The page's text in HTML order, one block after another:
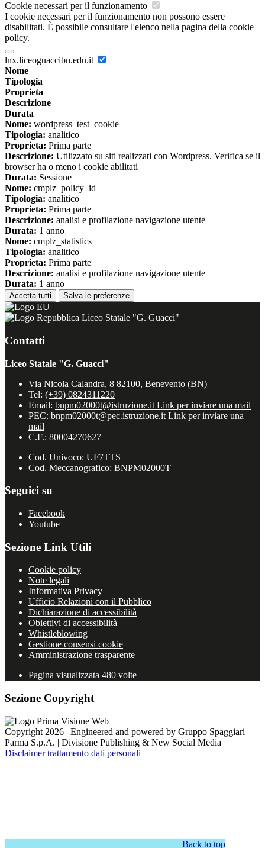
Cookie necessari per il funzionamento
I cookie necessari per il funzionamento non possono essere
disabilitati. È possibile consultare l'elenco nella pagina della cookie
policy.
lnx.liceoguaccibn.edu.it
Nome
Tipologia
Proprieta
Descrizione
Durata
Nome: wordpress_test_cookie
Tipologia: analitico
Proprieta: Prima parte
Descrizione: Utilizzato su siti realizzati con Wordpress. Verifica se il
browser ha o meno i cookie abilitati
Durata: Sessione
Nome: cmplz_policy_id
Tipologia: analitico
Proprieta: Prima parte
Descrizione: analisi e profilazione navigazione utente
Durata: 1 anno
Nome: cmplz_statistics
Tipologia: analitico
Proprieta: Prima parte
Descrizione: analisi e profilazione navigazione utente
Durata: 1 anno
Accetta tutti Salva le preferenze
Liceo Statale "G. Guacci"
Contatti
Liceo Statale "G. Guacci"
Via Nicola Calandra, 8 82100, Benevento (BN)
Tel: (+39) 0824311220
Email: bnpm02000t@istruzione.it Link per inviare una mail
PEC: bnpm02000t@pec.istruzione.it Link per inviare una
mail
C.F.: 80004270627
Cod. Univoco: UF7TTS
Cod. Meccanografico: BNPM02000T
Seguici su
Facebook
Youtube
Sezione Link Utili
Cookie policy
Note legali
Informativa Privacy
Ufficio Relazioni con il Pubblico
Dichiarazione di accessibilità
Obiettivi di accessibilità
Whistleblowing
Gestione consensi cookie
Amministrazione trasparente
Pagina visualizzata 480 volte
Sezione Copyright
Copyright 2026 | Engineered and powered by Gruppo Spaggiari
Parma S.p.A. | Divisione Publishing & New Social Media
Disclaimer trattamento dati personali
Back to top